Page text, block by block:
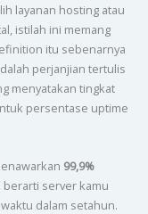
layanan hosting atau
istilah ini memang
itu sebenarnya
perjanjian tertulis
menyatakan tingkat
persentase uptime
99,9%
berarti server kamu
dalam setahun.